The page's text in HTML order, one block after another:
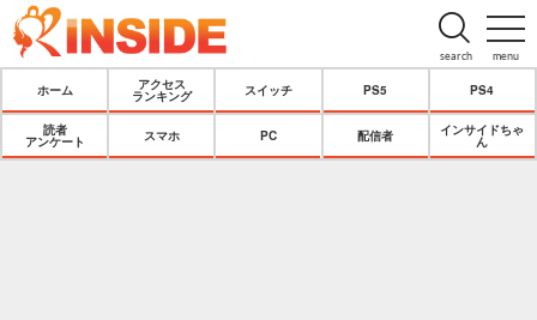
menu
search
ホーム
アクセス
ランキング
スイッチ PS5 PS4
読者
アンケート
スマホ PC 配信者
インサイドちゃ
ん